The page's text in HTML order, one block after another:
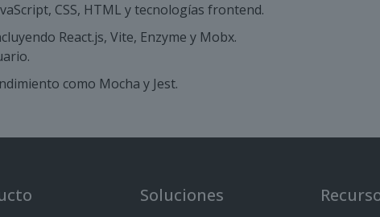
CSS, HTML y tecnologías frontend.
React.js, Vite, Enzyme y Mobx.
como Mocha y Jest.
Soluciones